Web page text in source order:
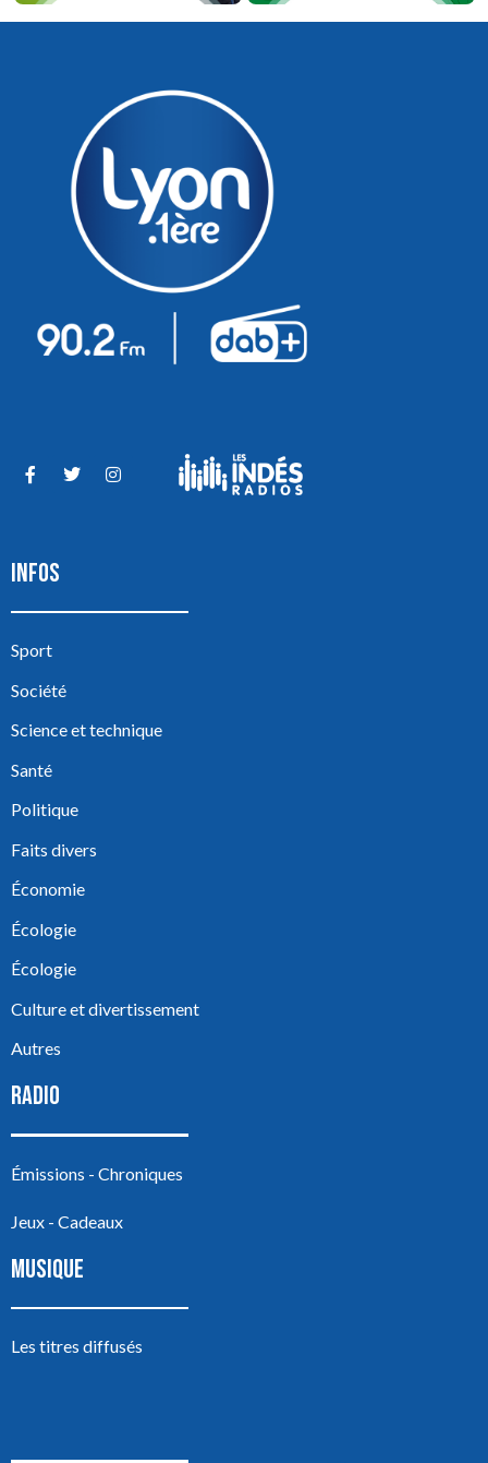
INFOS
Sport
Société
Science et technique
Santé
Politique
Faits divers
Économie
Écologie
Écologie
Culture et divertissement
Autres
RADIO
Émissions - Chroniques
Jeux - Cadeaux
MUSIQUE
Les titres diffusés